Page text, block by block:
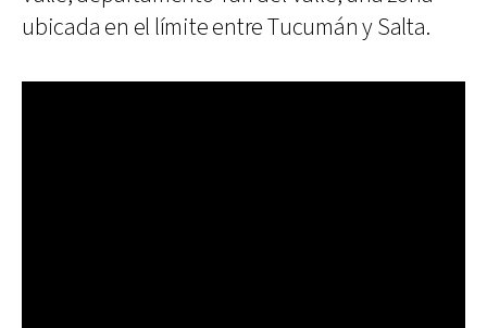
ubicada en el límite entre Tucumán y Salta.